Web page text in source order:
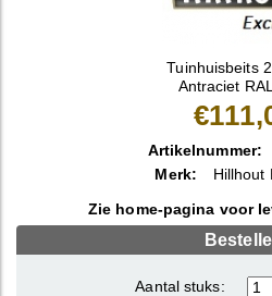
Tuinhuisbeits
Antraciet
Artikelnummer:
Merk:
Hillhout
Zie home-pagina voor
Aantal stuks: